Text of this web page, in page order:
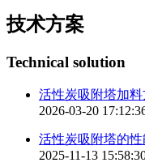
技术方案
Technical solution
活性炭吸附塔加
2026-03-20
活性炭吸附塔的
2025-11-13